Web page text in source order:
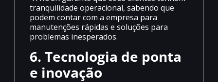
tranquilidade operacional, sabendo que
podem contar com a empresa para
manutenções rápidas e soluções para
problemas inesperados.
6. Tecnologia de ponta
e inovação